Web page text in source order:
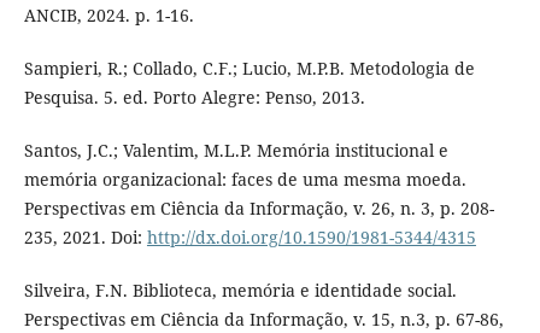
ANCIB, 2024. p. 1-16.
Sampieri, R.; Collado, C.F.; Lucio, M.P.B. Metodologia de
Pesquisa. 5. ed. Porto Alegre: Penso, 2013.
Santos, J.C.; Valentim, M.L.P. Memória institucional e
memória organizacional: faces de uma mesma moeda.
Perspectivas em Ciência da Informação, v. 26, n. 3, p. 208-
235, 2021. Doi: http://dx.doi.org/10.1590/1981-5344/4315
Silveira, F.N. Biblioteca, memória e identidade social.
Perspectivas em Ciência da Informação, v. 15, n.3, p. 67-86,